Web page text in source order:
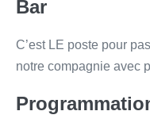
Bar
C’est LE poste pour
notre compagnie avec